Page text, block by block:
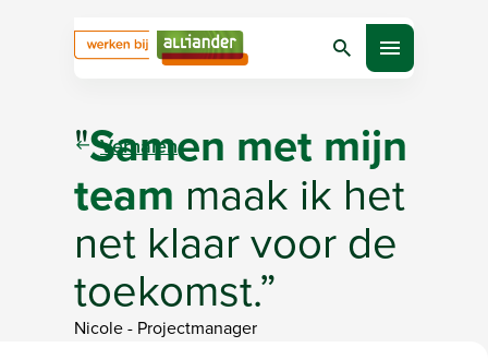
ZoekenOpen menu
Verhalen
"Samen met mijn
team maak ik het
net klaar voor de
toekomst.”
Nicole- Projectmanager